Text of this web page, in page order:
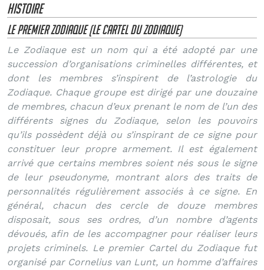
Histoire
le premier Zodiaque (le Cartel du Zodiaque)
Le Zodiaque est un nom qui a été adopté par une
succession d’organisations criminelles différentes, et
dont les membres s’inspirent de l’astrologie du
Zodiaque. Chaque groupe est dirigé par une douzaine
de membres, chacun d’eux prenant le nom de l’un des
différents signes du Zodiaque, selon les pouvoirs
qu’ils possèdent déjà ou s’inspirant de ce signe pour
constituer leur propre armement. Il est également
arrivé que certains membres soient nés sous le signe
de leur pseudonyme, montrant alors des traits de
personnalités régulièrement associés à ce signe. En
général, chacun des cercle de douze membres
disposait, sous ses ordres, d’un nombre d’agents
dévoués, afin de les accompagner pour réaliser leurs
projets criminels. Le premier Cartel du Zodiaque fut
organisé par Cornelius van Lunt, un homme d’affaires